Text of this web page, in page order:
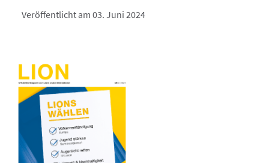
Veröffentlicht am 03. Juni 2024